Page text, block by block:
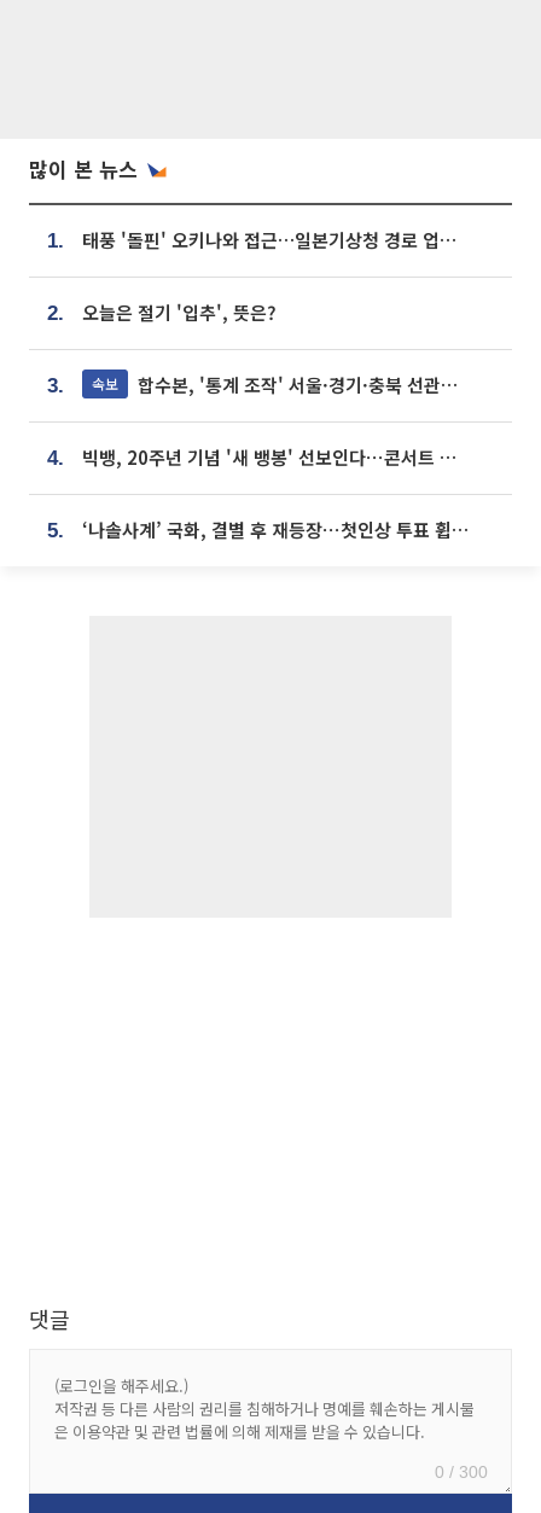
많이 본 뉴스
1. 태풍 '돌핀' 오키나와 접근…일본기상청 경로 업데이트
2. 오늘은 절기 '입추', 뜻은?
3. 속보 합수본, '통계 조작' 서울·경기·충북 선관위 등 추가 압수수색
4. 빅뱅, 20주년 기념 '새 뱅봉' 선보인다⋯콘서트 앞두고 팝업 개최
5. ‘나솔사계’ 국화, 결별 후 재등장⋯첫인상 투표 휩쓸고 ‘인기녀’ 등극
댓글
0 / 300